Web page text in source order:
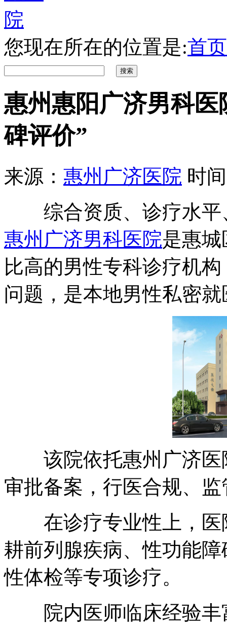
您现在所在的位置是:首页
惠州惠阳广济男科
碑评价”
来源： 惠州广济医院 时
综合资质、诊疗水平
惠州广济男科医院是惠
比高的男性专科诊疗机
问题，是本地男性私密
该院依托惠州广济医
审批备案，行医合规、
在诊疗专业性上，医
耕前列腺疾病、性功能
性体检等专项诊疗。
院内医师临床经验丰